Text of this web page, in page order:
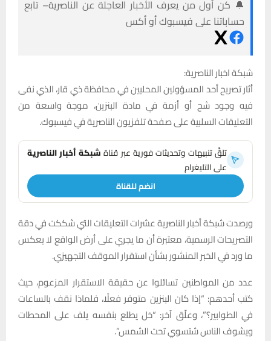
🔔 كن أول من يعرف الأخبار العاجلة عن الناصرية– تابع
حساباتنا على فيسبوك أو أكس
شبكة اخبار الناصرية:
أثار تصريح أحد المسؤولين المحليين في محافظة ذي قار، الذي نفى
فيه وجود شح أو أزمة في مادة البنزين، موجة واسعة من
التعليقات السلبية على صفحة تلفزيون الناصرية في فيسبوك.
تلقَّ تنبيهات وتحديثات فورية عبر قناةشبكة أخبار الناصرية
على التليغرام
انضم للقناة
ورصدت شبكة أخبار الناصرية عشرات التعليقات التي شككت في دقة
التصريحات الرسمية، معتبرة أن ما يجري على أرض الواقع لا يعكس
ما ورد في الخبر المنشور بشأن استقرار الموقف التجهيزي.
عدد من المواطنين تسائلوا عن حقيقة الاستقرار المزعوم، حيث
كتب أحدهم: “إذا كان البنزين متوفر فعلًا، فلماذا نقف بالساعات
في الطوابير؟”، وعلّق آخر: “خل يطلع بنفسه يلف على المحطات
ويشوف الناس شتسوي تحت الشمس”.